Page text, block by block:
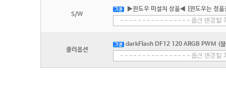
S/W
▶윈도우 미설치 상품◀ [윈도우는 정
쿨러옵션
darkFlash DF12 120 ARGB PWM (